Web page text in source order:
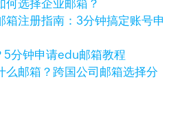
何选择企业邮箱？
箱注册指南：3分钟搞定账号申
分钟申请edu邮箱教程
邮箱？跨国公司邮箱选择分